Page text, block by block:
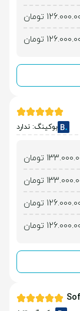
بوکینگ: ندارد